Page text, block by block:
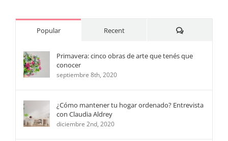
Popular Recent Comments
Primavera: cinco obras de arte que tenés que
conocer
septiembre 8th, 2020
¿Cómo mantener tu hogar ordenado? Entrevista
con Claudia Aldrey
diciembre 2nd, 2020